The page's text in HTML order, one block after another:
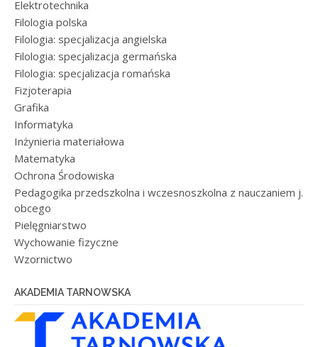
Elektrotechnika
Filologia polska
Filologia: specjalizacja angielska
Filologia: specjalizacja germańska
Filologia: specjalizacja romańska
Fizjoterapia
Grafika
Informatyka
Inżynieria materiałowa
Matematyka
Ochrona Środowiska
Pedagogika przedszkolna i wczesnoszkolna z nauczaniem j.
obcego
Pielęgniarstwo
Wychowanie fizyczne
Wzornictwo
AKADEMIA TARNOWSKA